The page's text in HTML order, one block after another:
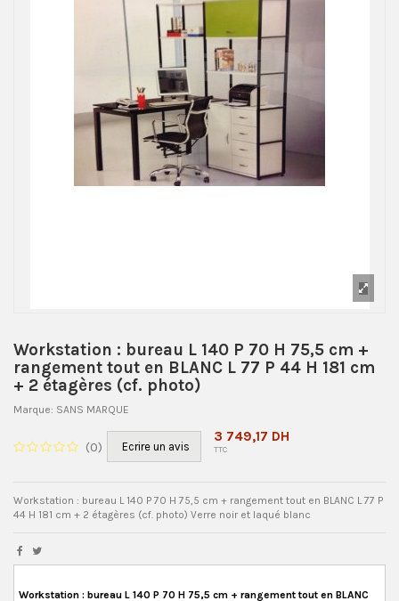
Workstation : bureau L 140 P 70 H 75,5 cm +
rangement tout en BLANC L 77 P 44 H 181 cm
+ 2 étagères (cf. photo)
Marque: SANS MARQUE
(0) Ecrire un avis
3 749,17 DH
TTC
Workstation : bureau L 140 P 70 H 75,5 cm + rangement tout en BLANC L 77 P
44 H 181 cm + 2 étagères (cf. photo) Verre noir et laqué blanc
Workstation : bureau L 140 P 70 H 75,5 cm + rangement tout en BLANC